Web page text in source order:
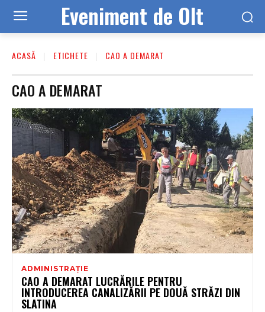
Eveniment de Olt
ACASĂ ETICHETE CAO A DEMARAT
CAO A DEMARAT
ADMINISTRAȚIE
CAO A DEMARAT LUCRĂRILE PENTRU
INTRODUCEREA CANALIZĂRII PE DOUĂ STRĂZI DIN
SLATINA